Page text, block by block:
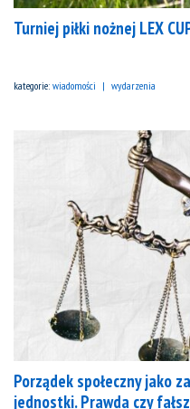
Turniej piłki nożnej LEX
kategorie: wiadomości wydarzenia
Porządek społeczny jako
jednostki. Prawda czy